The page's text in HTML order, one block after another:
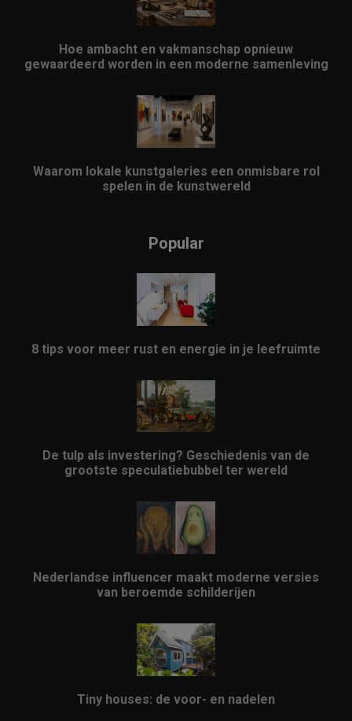
Hoe ambacht en vakmanschap opnieuw
gewaardeerd worden in een moderne samenleving
Waarom lokale kunstgaleries een onmisbare rol
spelen in de kunstwereld
Popular
8 tips voor meer rust en energie in je leefruimte
De tulp als investering? Geschiedenis van de
grootste speculatiebubbel ter wereld
Nederlandse influencer maakt moderne versies
van beroemde schilderijen
Tiny houses: de voor- en nadelen